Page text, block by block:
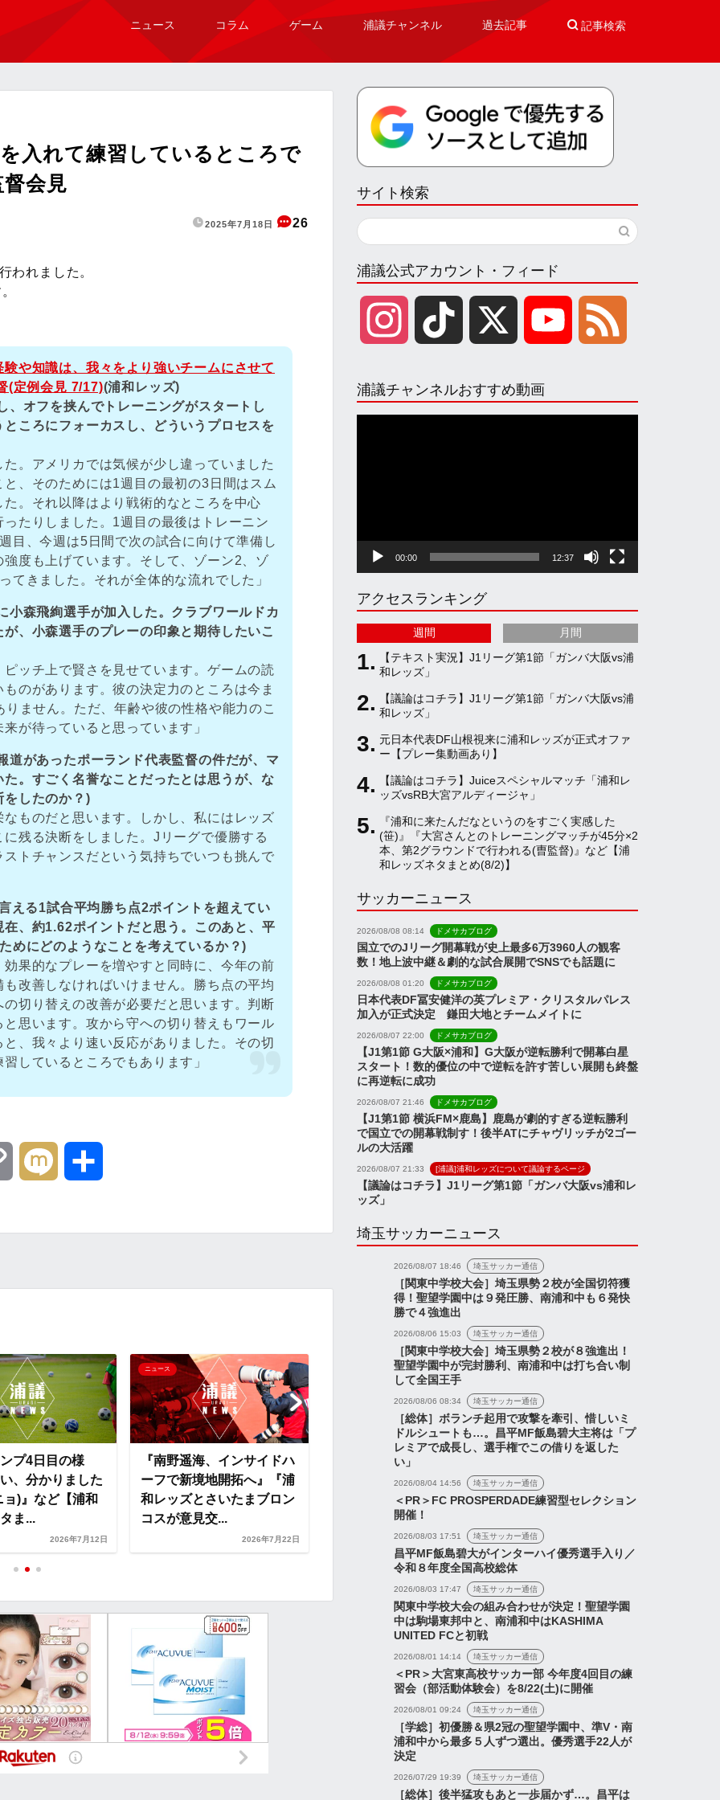
ニュース コラム ゲーム 浦議チャンネル 過去記事  記事検索
入れて練習しているところで
会見
2025年7月18日 26
われました。
や知識は、我々をより強いチームにさせて
(定例会見 7/17)(浦和レッズ)
、オフを挟んでトレーニングがスタートし
ころにフォーカスし、どういうプロセスを
。アメリカでは気候が少し違っていました
、そのためには1週目の最初の3日間はスム
。それ以降はより戦術的なところを中心
たりしました。1週目の最後はトレーニン
目、今週は5日間で次の試合に向けて準備し
度も上げています。そして、ゾーン2、ゾ
てきました。それが全体的な流れでした」
小森飛絢選手が加入した。クラブワールドカ
、小森選手のプレーの印象と期待したいこ
ッチ上で賢さを見せています。ゲームの読
のがあります。彼の決定力のところは今ま
ません。ただ、年齢や彼の性格や能力のこ
が待っていると思っています」
道があったポーランド代表監督の件だが、マ
。すごく名誉なことだったとは思うが、な
をしたのか？)
ものだと思います。しかし、私にはレッズ
残る決断をしました。Jリーグで優勝する
トチャンスだという気持ちでいつも挑んで
える1試合平均勝ち点2ポイントを超えてい
、約1.62ポイントだと思う。このあと、平
めにどのようなことを考えているか？)
果的なプレーを増やすと同時に、今年の前
改善しなければいけません。勝ち点の平均
切り替えの改善が必要だと思います。判断
思います。攻から守への切り替えもワール
、我々より速い反応がありました。その切
しているところでもあります」
i
n
k
プ4日目の様
、分かりました
ョ)』など【浦和
ま...
2026年7月12日
ニュース
『南野遥海、インサイドハ
ーフで新境地開拓へ』『浦
和レッズとさいたまブロン
コスが意見交...
2026年7月22日
琉球カップ2026第2戦「浦
和レッズvs藤枝MYFC」試
2026年7月22日
ニュース
子』『はい、分かりました
(トニーニョ)』など【浦和
サイト検索
浦議公式アカウント・フィード
s
g
r
a
m
k
k
u
b
e
C
h
n
l
e
浦議チャンネルおすすめ動画
00:00 12:37
アクセスランキング
週間 月間
【テキスト実況】J1リーグ第1節「ガンバ大阪vs浦
和レッズ」
【議論はコチラ】J1リーグ第1節「ガンバ大阪vs浦
和レッズ」
元日本代表DF山根視来に浦和レッズが正式オファ
ー【プレー集動画あり】
【議論はコチラ】Juiceスペシャルマッチ「浦和レ
ッズvsRB大宮アルディージャ」
『浦和に来たんだなというのをすごく実感した
(笹)』『大宮さんとのトレーニングマッチが45分×2
本、第2グラウンドで行われる(曺監督)』など【浦
和レッズネタまとめ(8/2)】
サッカーニュース
2026/08/08 08:14 ドメサカブログ
国立でのJリーグ開幕戦が史上最多6万3960人の観客
数！地上波中継＆劇的な試合展開でSNSでも話題に
2026/08/08 01:20 ドメサカブログ
日本代表DF冨安健洋の英プレミア・クリスタルパレス
加入が正式決定 鎌田大地とチームメイトに
2026/08/07 22:00 ドメサカブログ
【J1第1節 G大阪×浦和】G大阪が逆転勝利で開幕白星
スタート！数的優位の中で逆転を許す苦しい展開も終盤
に再逆転に成功
2026/08/07 21:46 ドメサカブログ
【J1第1節 横浜FM×鹿島】鹿島が劇的すぎる逆転勝利
で国立での開幕戦制す！後半ATにチャヴリッチが2ゴー
ルの大活躍
2026/08/07 21:33 [浦議]浦和レッズについて議論するページ
【議論はコチラ】J1リーグ第1節「ガンバ大阪vs浦和レ
ッズ」
埼玉サッカーニュース
2026/08/07 18:46 埼玉サッカー通信
［関東中学校大会］埼玉県勢２校が全国切符獲
得！聖望学園中は９発圧勝、南浦和中も６発快
勝で４強進出
2026/08/06 15:03 埼玉サッカー通信
［関東中学校大会］埼玉県勢２校が８強進出！
聖望学園中が完封勝利、南浦和中は打ち合い制
して全国王手
2026/08/06 08:34 埼玉サッカー通信
［総体］ボランチ起用で攻撃を牽引、惜しいミ
ドルシュートも…。昌平MF飯島碧大主将は「プ
レミアで成長し、選手権でこの借りを返した
い」
2026/08/04 14:56 埼玉サッカー通信
＜PR＞FC PROSPERDADE練習型セレクション
開催！
2026/08/03 17:51 埼玉サッカー通信
昌平MF飯島碧大がインターハイ優秀選手入り／
令和８年度全国高校総体
2026/08/03 17:47 埼玉サッカー通信
関東中学校大会の組み合わせが決定！聖望学園
中は駒場東邦中と、南浦和中はKASHIMA
UNITED FCと初戦
2026/08/01 14:14 埼玉サッカー通信
＜PR＞大宮東高校サッカー部 今年度4回目の練
習会（部活動体験会）を8/22(土)に開催
2026/08/01 09:24 埼玉サッカー通信
［学総］初優勝＆県2冠の聖望学園中、準V・南
浦和中から最多５人ずつ選出。優秀選手22人が
決定
2026/07/29 19:39 埼玉サッカー通信
［総体］後半猛攻もあと一歩届かず…。昌平は